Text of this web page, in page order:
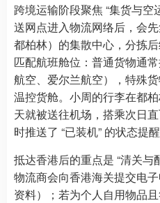
跨境运输阶段聚焦 “集货与空
送网点进入物流网络后，会
都柏林）的集散中心，分拣
匹配航班舱位：普通货物通
航空、爱尔兰航空），特殊
温控货舱。小周的行李在都
天就被送往机场，搭乘次日
时推送了 “已装机” 的状态提醒
抵达香港后的重点是 “清关与
物流商会向香港海关提交电
资料）；若为个人自用物品